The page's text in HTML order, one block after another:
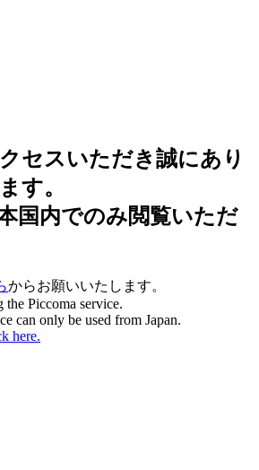
セスいただき誠にあり
す。
国内でのみ閲覧いただ
からお願いいたします。
the Piccoma service.
can only be used from Japan.
here.